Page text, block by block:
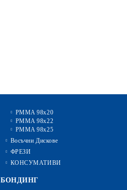
PMMA 98x20
PMMA 98x22
PMMA 98x25
Восъчни Дискове
ФРЕЗИ
КОНСУМАТИВИ
БОНДИНГ